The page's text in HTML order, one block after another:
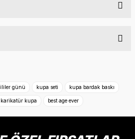
noktaları öneri formunu
ederiz.
veya görüntülenemiyor.
bilgiler bulunuyor.
günü kupa seti kupa bardak baskı
karikatür kupa best age ever